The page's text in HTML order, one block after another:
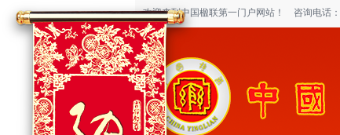
欢迎来到中国楹联第一门户网站！ 咨询电话